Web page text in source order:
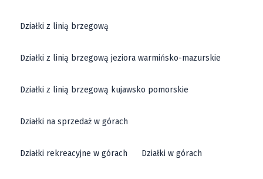
Działki z linią brzegową
Działki z linią brzegową jeziora warmińsko-mazurskie
Działki z linią brzegową kujawsko pomorskie
Działki na sprzedaż w górach
Działki rekreacyjne w górach Działki w górach